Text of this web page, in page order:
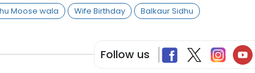
Moose wala Wife Birthday Balkaur Sidhu
Follow us